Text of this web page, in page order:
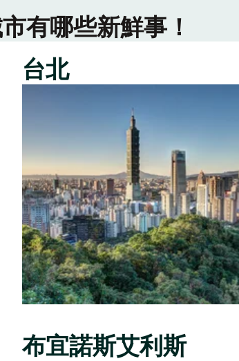
有哪些新鮮事！
台北
布宜諾斯艾利斯